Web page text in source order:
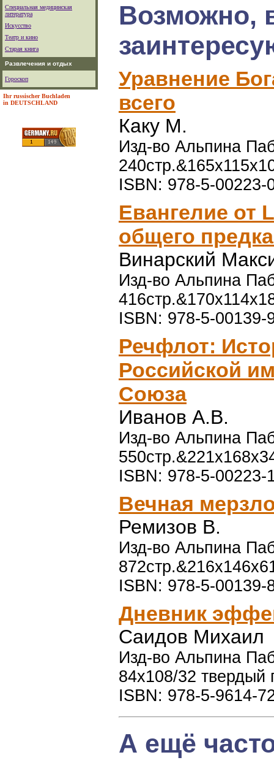
Специальная медицинская
литература
Искусство
Театр и кино
Старая книга
Развлечения и отдых
Гороскоп
Ihr russischer Buchladen
in DEUTSCHLAND
Возможно,
Уравнение
всего
Каку М.
Изд-во Альпина
ISBN: 978-5-00223-
Евангелие от
общего
Винарский
Изд-во Альпина
ISBN: 978-5-00139-
Речфлот:
Российской
Союза
Иванов А.В.
Изд-во Альпина
ISBN: 978-5-00223-
Вечная
Ремизов В.
Изд-во Альпина
ISBN: 978-5-00139-
Дневник
Саидов Михаил
Изд-во Альпина
84x108/32 твердый
ISBN: 978-5-9614-
А ещё